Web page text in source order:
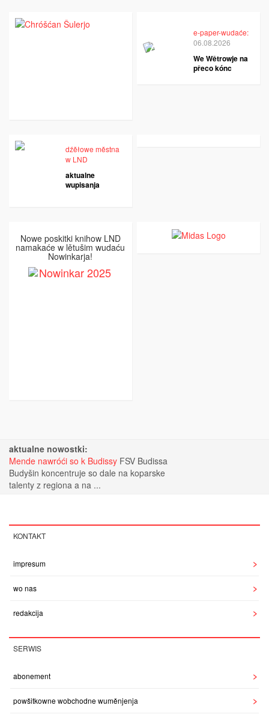
e-paper-wudaće:
06.08.2026
We Wětrowje na
přeco kónc
dźěłowe městna
w LND
aktualne
wupisanja
Nowe poskitki knihow LND
namakaće w lětušim wudaću
Nowinkarja!
aktualne nowostki:
Mende nawróći so k Budissy FSV Budissa
Budyšin koncentruje so dale na koparske
talenty z regiona a na ...
KONTAKT
impresum
wo nas
redakcija
SERWIS
abonement
powšitkowne wobchodne wuměnjenja